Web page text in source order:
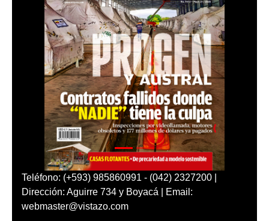
Teléfono: (+593) 985860991 - (042) 2327200 |
Dirección: Aguirre 734 y Boyacá | Email:
webmaster@vistazo.com